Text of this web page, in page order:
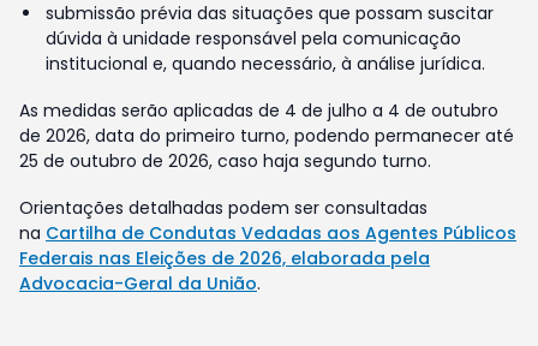
submissão prévia das situações que possam suscitar
dúvida à unidade responsável pela comunicação
institucional e, quando necessário, à análise jurídica.
As medidas serão aplicadas de 4 de julho a 4 de outubro
de 2026, data do primeiro turno, podendo permanecer até
25 de outubro de 2026, caso haja segundo turno.
Orientações detalhadas podem ser consultadas
na Cartilha de Condutas Vedadas aos Agentes Públicos
Federais nas Eleições de 2026, elaborada pela
Advocacia-Geral da União.